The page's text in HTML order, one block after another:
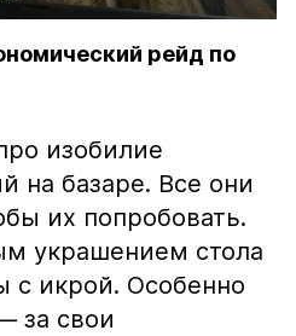
рейд по
изобилие
на базаре. Все они
их попробовать.
украшением стола
с икрой. Особенно
за свои